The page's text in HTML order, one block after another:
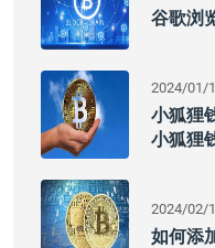
谷歌浏
2024/01/
小狐狸
小狐狸
2024/02/
如何添